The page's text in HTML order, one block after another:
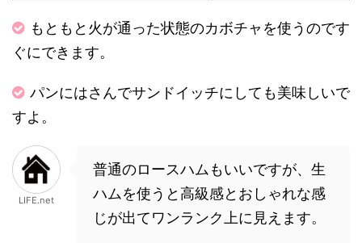
もともと火が通った状態のカボチャを使うのです
ぐにできます。
パンにはさんでサンドイッチにしても美味しいで
すよ。
LIFE.net
普通のロースハムもいいですが、生
ハムを使うと高級感とおしゃれな感
じが出てワンランク上に見えます。